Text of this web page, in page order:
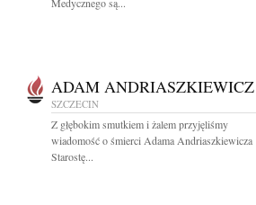
ADAM ANDRIASZKIEWICZ
SZCZECIN
Z głębokim smutkiem i żalem przyjęliśmy
wiadomość o śmierci Adama Andriaszkiewicza
Starostę...